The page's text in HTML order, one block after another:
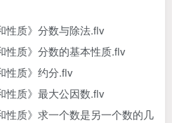
性质》分数与除法.flv
质》分数的基本性质.flv
性质》约分.flv
性质》最大公因数.flv
质》求一个数是另一个数的几